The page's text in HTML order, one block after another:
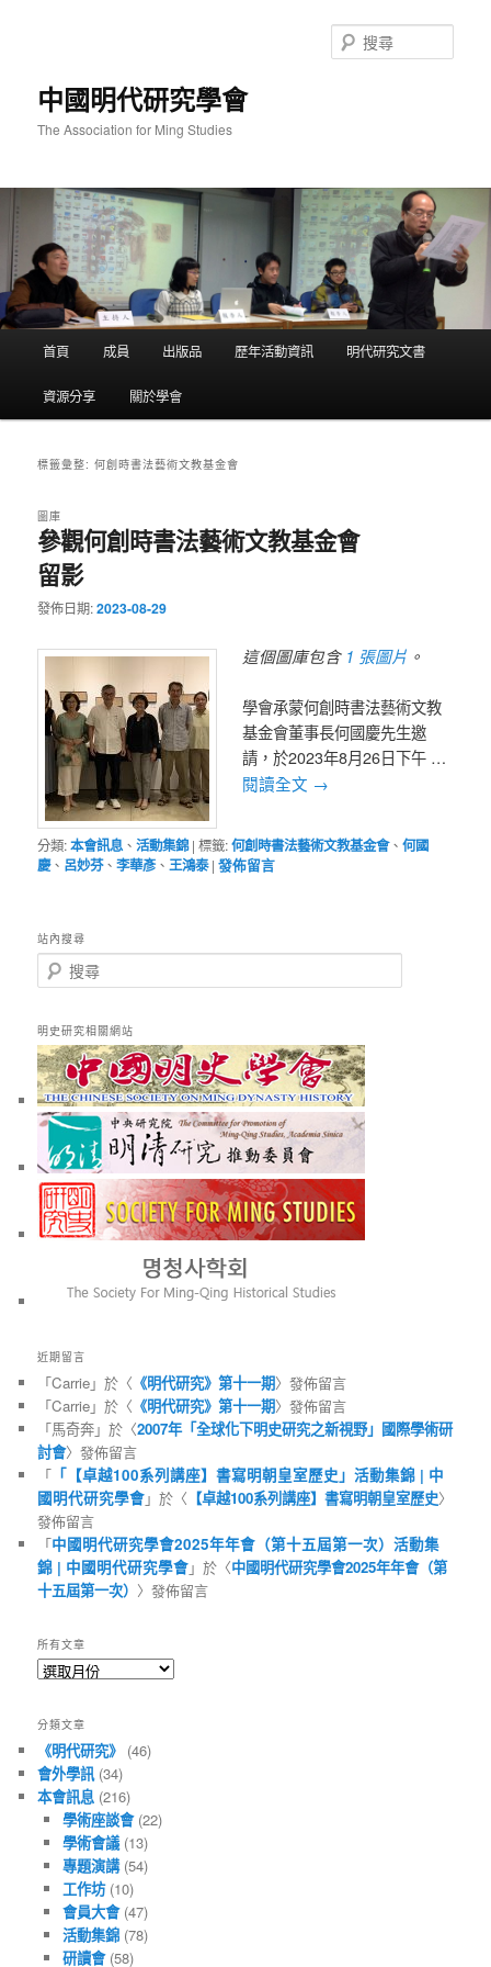
中國明代研究學會
The Association for Ming Studies
尋
首頁 成員 出版品 歷年活動資訊 明代研究文書
資源分享 關於學會
標籤彙整:何創時書法藝術文教基金會
參觀何創時書法藝術文教基金會
留影
圖庫
發佈日期:2023-08-29
這個圖庫包含 1 張圖片 。
學會承蒙何創時書法藝術文教
基金會董事長何國慶先生邀
請，於2023年8月26日下午 …
閱讀全文 →
分類:本會訊息 、活動集錦 |標籤:何創時書法藝術文教基金會、何國
慶、 呂妙芬、李華彥、王鴻泰 |發佈留言
站內搜尋
搜
尋
明史研究相關網站
近期留言
「Carrie」於〈 《明代研究》第十一期〉發佈留言
「Carrie」於〈 《明代研究》第十一期〉發佈留言
「馬奇奔」於〈2007年「全球化下明史研究之新視野」國際學術研
討會〉發佈留言
「 「【卓越100系列講座】書寫明朝皇室歷史」活動集錦 | 中
國明代研究學會」於〈 【卓越100系列講座】書寫明朝皇室歷史〉
發佈留言
「中國明代研究學會2025年年會（第十五屆第一次）活動集
錦 | 中國明代研究學會」於〈中國明代研究學會2025年年會（第
十五屆第一次） 〉發佈留言
所有文章
所
章
分類文章
《明代研究》 (46)
會外學訊(34)
本會訊息 (216)
學術座談會(22)
學術會議(13)
專題演講(54)
工作坊(10)
會員大會(47)
活動集錦(78)
研讀會(58)